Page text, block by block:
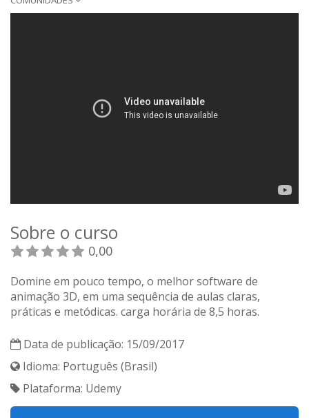
Sobre o curso
0,00
Domine em pouco tempo, o melhor software de
animação 3D, em uma sequência de aulas claras,
práticas e metódicas. carga horária de 8,5 horas.
Data de publicação: 15/09/2017
Idioma: Português (Brasil)
Plataforma: Udemy